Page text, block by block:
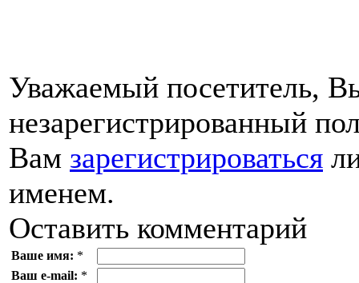
Уважаемый посетитель,
незарегистрированный
Вам зарегистрироваться
именем.
Оставить комментарий
Ваше имя: *
Ваш e-mail: *